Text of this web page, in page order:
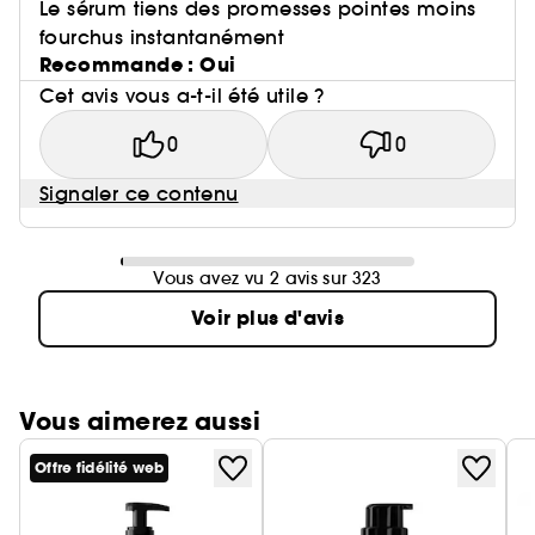
Le sérum tiens des promesses pointes moins
fourchus instantanément
Recommande : Oui
Cet avis vous a-t-il été utile ?
0 0
Signaler ce contenu
Vous avez vu 2 avis sur 323
Voir plus d'avis
Vous aimerez aussi
Offre fidélité web